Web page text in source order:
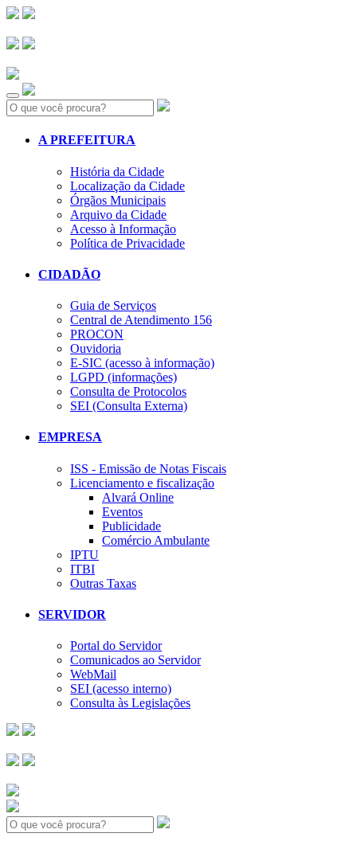
Search:
A PREFEITURA
História da Cidade
Localização da Cidade
Órgãos Municipais
Arquivo da Cidade
Acesso à Informação
Política de Privacidade
CIDADÃO
Guia de Serviços
Central de Atendimento 156
PROCON
Ouvidoria
E-SIC (acesso à informação)
LGPD (informações)
Consulta de Protocolos
SEI (Consulta Externa)
EMPRESA
ISS - Emissão de Notas Fiscais
Licenciamento e fiscalização
Alvará Online
Eventos
Publicidade
Comércio Ambulante
IPTU
ITBI
Outras Taxas
SERVIDOR
Portal do Servidor
Comunicados ao Servidor
WebMail
SEI (acesso interno)
Consulta às Legislações
Search: